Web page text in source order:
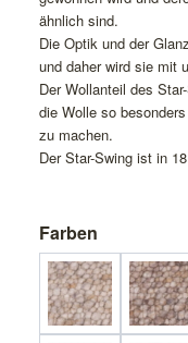
ähnlich sind.
Die Optik und der
und daher wird sie mit
Der Wollanteil des
die Wolle so
zu machen.
Der Star-Swing ist in
Farben